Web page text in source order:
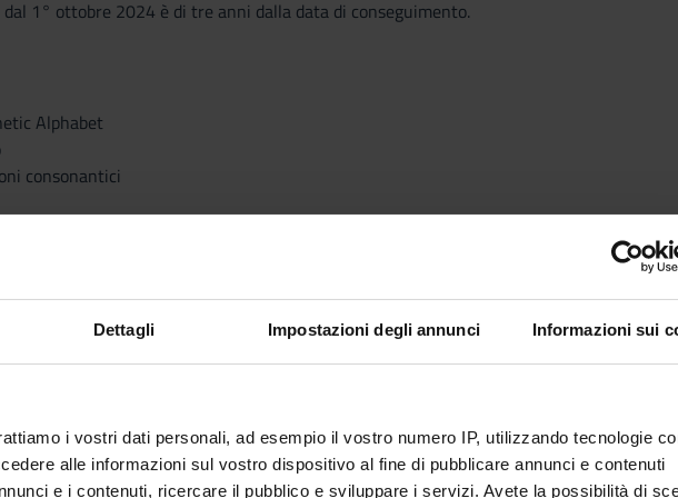
Dettagli Impostazioni degli annunci Informazioni sui
i vostri dati personali, ad esempio il vostro numero IP, utilizzando tecnologie
alle informazioni sul vostro dispositivo al fine di pubblicare annunci e contenuti
e i contenuti, ricercare il pubblico e sviluppare i servizi. Avete la possibilità di
1° ottobre 2024 è di tre anni dalla data di conseguimento.
Alphabet
consonantici